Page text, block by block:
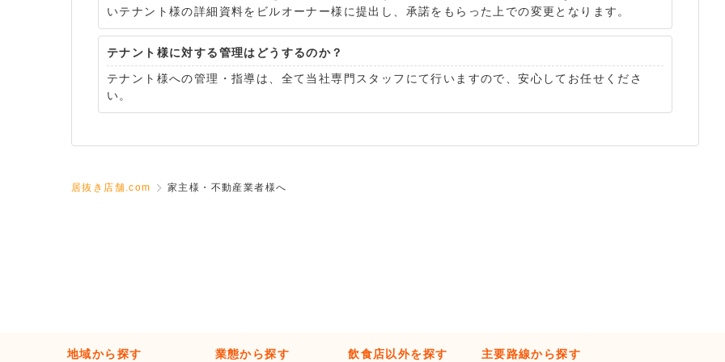
いテナント様の詳細資料をビルオーナー様に提出し、承諾をもらった上での変更となります。
テナント様に対する管理はどうするのか？
テナント様への管理・指導は、全て当社専門スタッフにて行いますので、安心してお任せくださ
い。
居抜き店舗.com 家主様・不動産業者様へ
地域から探す 業態から探す 飲食店以外を探す 主要路線から探す